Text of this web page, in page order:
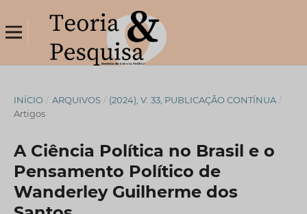
INÍCIO / ARQUIVOS / (2024), V. 33, PUBLICAÇÃO CONTÍNUA /
Artigos
A Ciência Política no Brasil e o
Pensamento Político de
Wanderley Guilherme dos